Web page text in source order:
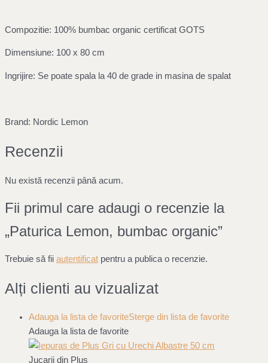
Compozitie: 100% bumbac organic certificat GOTS
Dimensiune: 100 x 80 cm
Ingrijire: Se poate spala la 40 de grade in masina de spalat
Brand: Nordic Lemon
Recenzii
Nu există recenzii până acum.
Fii primul care adaugi o recenzie la
„Paturica Lemon, bumbac organic”
Trebuie să fii autentificat pentru a publica o recenzie.
Alți clienti au vizualizat
Adauga la lista de favoriteSterge din lista de favorite
Adauga la lista de favorite
Jucarii din Plus